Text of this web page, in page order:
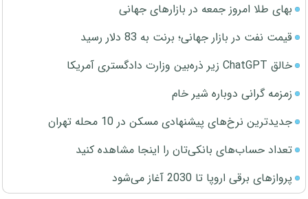
بهای طلا امروز جمعه در بازارهای جهانی
قیمت نفت در بازار جهانی؛ برنت به 83 دلار رسید
خالق ChatGPT زیر ذره‌بین وزارت دادگستری آمریکا
زمزمه گرانی دوباره شیر خام
جدیدترین نرخ‌های پیشنهادی مسکن در 10 محله تهران
تعداد حساب‌های بانکی‌تان را اینجا مشاهده کنید
پروازهای برقی اروپا تا 2030 آغاز می‌شود